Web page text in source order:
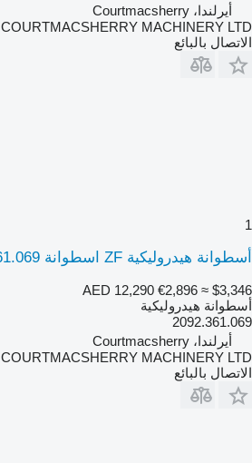
أيرلندا، Courtmacsherry
COURTMACSHERRY MACHINERY LTD
الاتصال بالبائع
1
أسطوانة هيدروليكية ZF اسطوانة 2092.361.069
AED 12,290 €2,896 ≈ $3,346
أسطوانة هيدروليكية
2092.361.069
أيرلندا، Courtmacsherry
COURTMACSHERRY MACHINERY LTD
الاتصال بالبائع